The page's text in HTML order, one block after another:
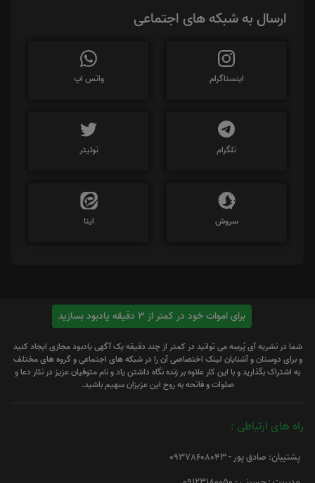
ارسال به شبکه های اجتماعی
اینستاگرام واتس اپ
تلگرام توئیتر
سروش ایتا
برای اموات خود در کمتر از 3 دقیقه یادبود بسازید
شما در نشریه آی پُرسِه می توانید در کمتر از چند دقیقه یک آگهی یادبود مجازی ایجاد کنید
و برای دوستان و آشنایان لینک اختصاصی آن را در شبکه های اجتماعی و گروه های مختلف
به اشتراک بگذارید و با این کار علاوه بر زنده نگاه داشتن یاد و نام متوفیان عزیز در نثار دعا و
صلوات و فاتحه به روح این عزیزان سهیم باشید.
راه های ارتباطی :
پشتیبان: صادق پور - 09378608043